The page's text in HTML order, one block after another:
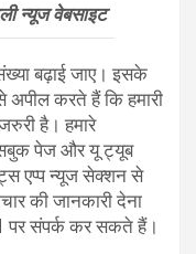
न्यूज वेबसाइट
बढ़ाई जाए। इसके
अपील करते हैं कि हमारी
है। हमारे
पेज और यू ट्यूब
एप्प न्यूज सेक्शन से
की जानकारी देना
पर संपर्क कर सकते हैं।